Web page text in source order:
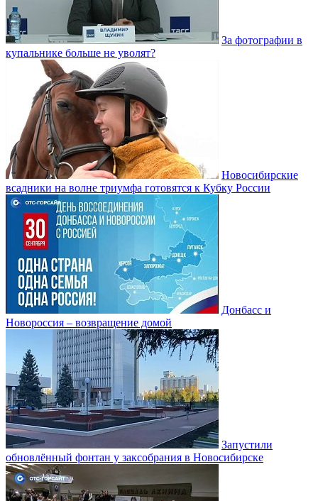
За фотографии в
купальнике больше не уволят?
Новосибирские
всадники на волне триумфа готовятся к Кубку России
Донбасс и
Новороссия – возвращение домой
Запустили
обновлённый фонтан у заксобрания в Новосибирске